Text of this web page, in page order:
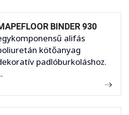
BINDER 930
alifás
kötőanyag
padlóburkoláshoz.